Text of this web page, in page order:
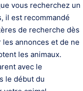
vous recherchez un
il est recommandé
de recherche dès
annonces et de ne
les animaux.
avec le
le début du